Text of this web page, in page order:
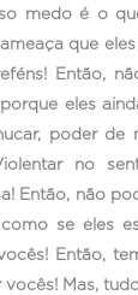
medo é o
que
Então,
eles
poder de
no
Então, não
se eles
Então,
Mas,